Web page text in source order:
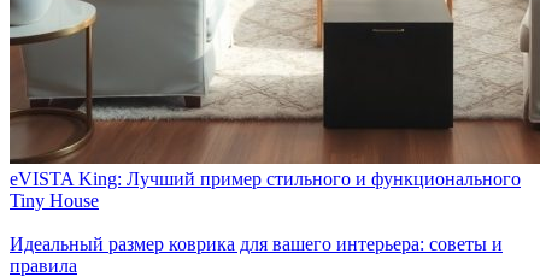
eVISTA King: Лучший пример стильного и функционального
Tiny House
Идеальный размер коврика для вашего интерьера: советы и
правила